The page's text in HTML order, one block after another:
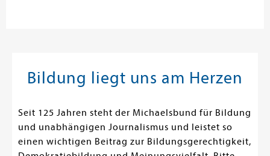
Bildung liegt uns am Herzen
Seit 125 Jahren steht der Michaelsbund für Bildung
und unabhängigen Journalismus und leistet so
einen wichtigen Beitrag zur Bildungsgerechtigkeit,